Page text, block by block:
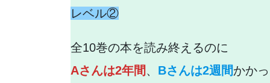
レベル②
全10巻の本を読み終えるのに
Aさんは2年間 、 Bさんは2週間かか